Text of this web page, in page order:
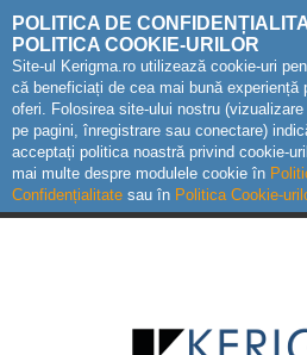
POLITICA DE
POLITICA COOKIE-URILOR
Site-ul Kerigma.ro utilizează cookie-uri
că beneficiați de cea mai bună experiență
oferi. Folosirea site-ului nostru
pe pagini, înregistrare sau conectare)
acceptați politica noastră privind cookie-
mai multe despre modulele cookie în
Confidențialitate sau în Politica Cookie-